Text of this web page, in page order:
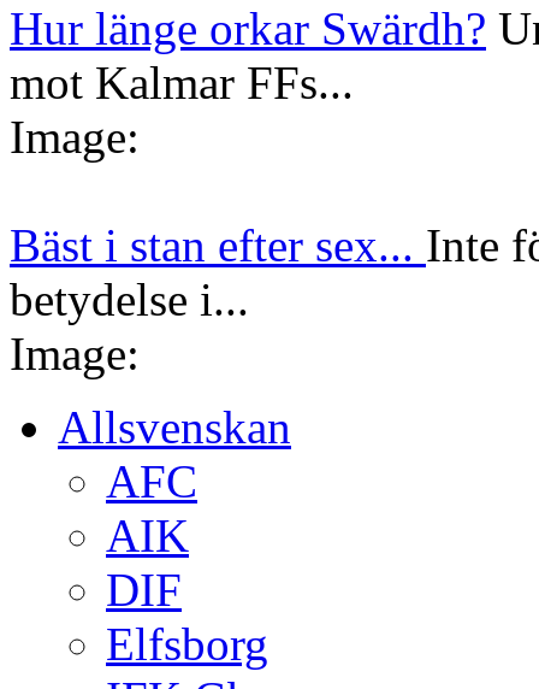
Hur länge orkar Swärdh?
mot Kalmar FFs...
Image:
Bäst i stan efter sex... Inte
betydelse i...
Image:
Allsvenskan
AFC
AIK
DIF
Elfsborg